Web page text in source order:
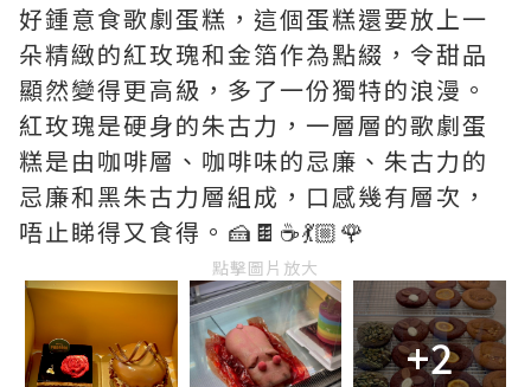
好鍾意食歌劇蛋糕，這個蛋糕還要放上一
朵精緻的紅玫瑰和金箔作為點綴，令甜品
顯然變得更高級，多了一份獨特的浪漫。
紅玫瑰是硬身的朱古力，一層層的歌劇蛋
糕是由咖啡層、咖啡味的忌廉、朱古力的
忌廉和黑朱古力層組成，口感幾有層次，
唔止睇得又食得。🍰🍫☕️💃🏼🌹
點擊圖片放大
+2